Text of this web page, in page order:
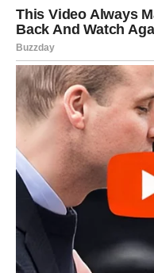
Energija narednih dana
razjasne. Ako ste u
donosi više
Za slobodne Vage
mogućnost da
energijom i načinom
osećaj da ste upoznali
način.
Važno je da ostanete
dozvolite prošlim